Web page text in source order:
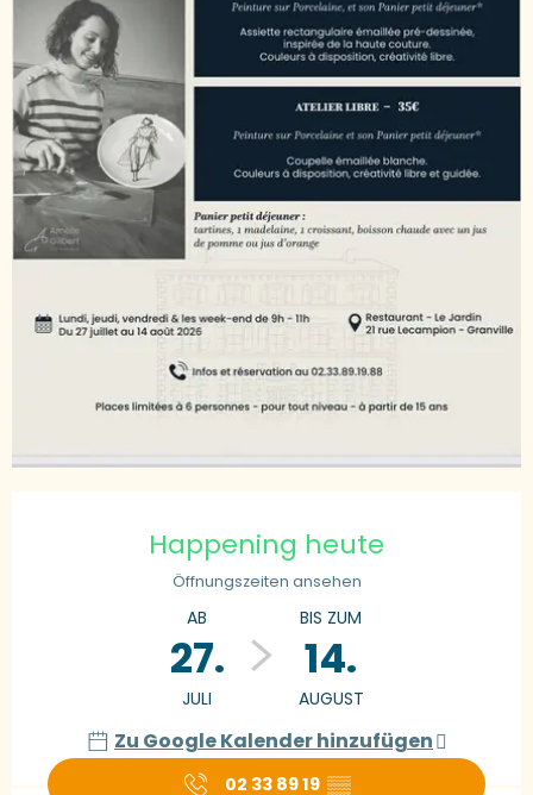
Happening heute
Öffnungszeiten ansehen
AB
27.
JULI
BIS ZUM
14.
AUGUST
Zu Google Kalender hinzufügen
02 33 89 19 ▒▒